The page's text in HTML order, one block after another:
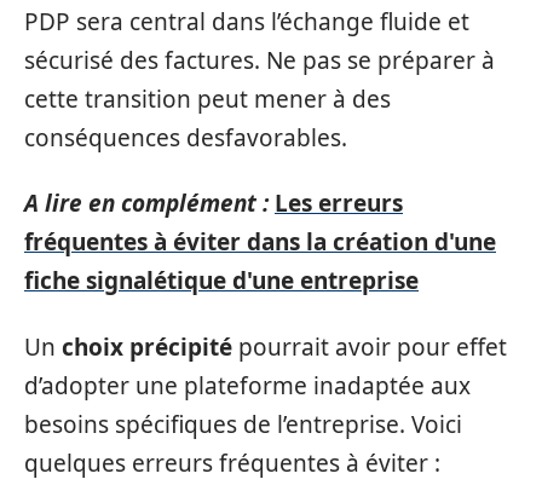
PDP sera central dans l’échange fluide et
sécurisé des factures. Ne pas se préparer à
cette transition peut mener à des
conséquences desfavorables.
A lire en complément : Les erreurs
fréquentes à éviter dans la création d'une
fiche signalétique d'une entreprise
Un choix précipité pourrait avoir pour effet
d’adopter une plateforme inadaptée aux
besoins spécifiques de l’entreprise. Voici
quelques erreurs fréquentes à éviter :